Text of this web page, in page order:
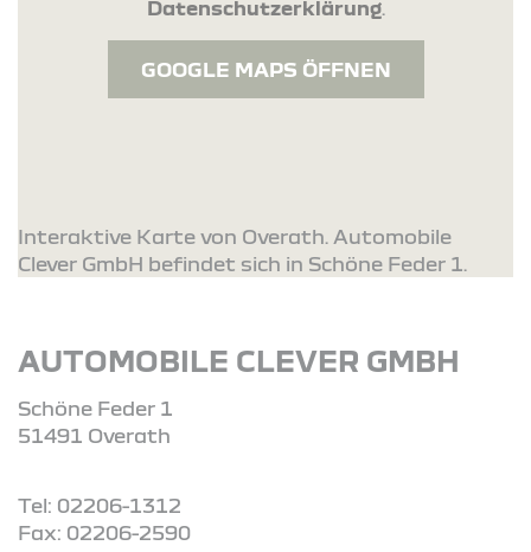
Datenschutzerklärung.
GOOGLE MAPS ÖFFNEN
Interaktive Karte von Overath. Automobile
Clever GmbH befindet sich in Schöne Feder 1.
AUTOMOBILE CLEVER GMBH
Schöne Feder 1
51491 Overath
Tel: 02206-1312
Fax: 02206-2590